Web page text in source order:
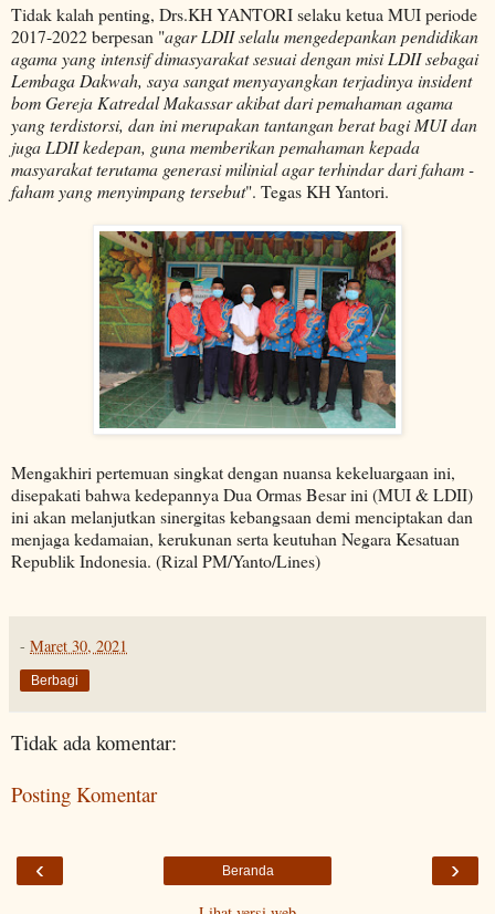
Tidak kalah penting, Drs.KH YANTORI selaku ketua MUI periode
2017-2022 berpesan "agar LDII selalu mengedepankan pendidikan
agama yang intensif dimasyarakat sesuai dengan misi LDII sebagai
Lembaga Dakwah, saya sangat menyayangkan terjadinya insident
bom Gereja Katredal Makassar akibat dari pemahaman agama
yang terdistorsi, dan ini merupakan tantangan berat bagi MUI dan
juga LDII kedepan, guna memberikan pemahaman kepada
masyarakat terutama generasi milinial agar terhindar dari faham -
faham yang menyimpang tersebut". Tegas KH Yantori.
Mengakhiri pertemuan singkat dengan nuansa kekeluargaan ini,
disepakati bahwa kedepannya Dua Ormas Besar ini (MUI & LDII)
ini akan melanjutkan sinergitas kebangsaan demi menciptakan dan
menjaga kedamaian, kerukunan serta keutuhan Negara Kesatuan
Republik Indonesia. (Rizal PM/Yanto/Lines)
- Maret 30, 2021
Berbagi
Tidak ada komentar:
Posting Komentar
‹ ›
Beranda